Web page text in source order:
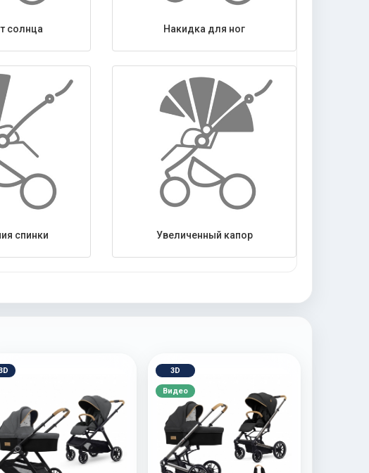
солнца Накидка для ног
спинки Увеличенный капор
3D
Видео